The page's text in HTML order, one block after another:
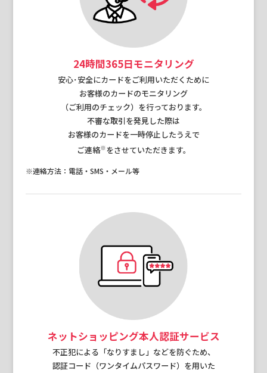
24時間365日モニタリング
安心･安全にカードをご利用いただくために
お客様のカードのモニタリング
（ご利用のチェック）を行っております。
不審な取引を発見した際は
お客様のカードを一時停止したうえで
ご連絡※をさせていただきます。
※連絡方法：電話・SMS・メール等
ネットショッピング本人認証サービス
不正犯による「なりすまし」などを防ぐため、
認証コード（ワンタイムパスワード）を用いた